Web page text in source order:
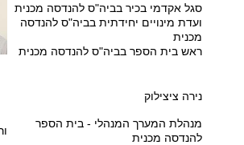
סגל אקדמי בכיר בביה"ס להנדסה מכנית
ועדת מינויים יחידתית בביה"ס להנדסה
מכנית
ראש בית הספר בביה"ס להנדסה מכנית
נירה ציצילוק
מנהלת המערך המנהלי - בית הספר
להנדסה מכנית